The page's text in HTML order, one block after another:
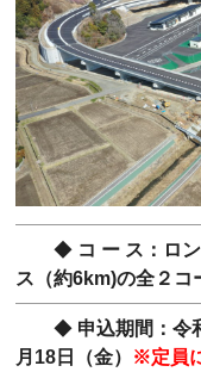
◆ コ ー ス：ロ
ス（約6km)の全２
◆ 申込期間：令
月18日（金） ※定員